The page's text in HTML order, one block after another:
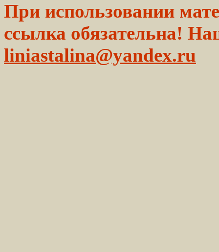
При использовании
ссылка обязательна!
liniastalina@yandex.ru